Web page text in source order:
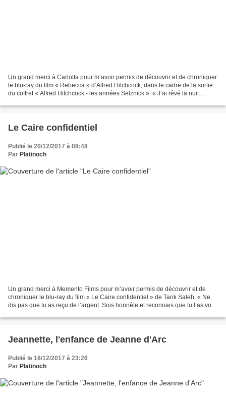
Un grand merci à Carlotta pour m’avoir permis de découvrir et de chroniquer
le blu-ray du film « Rebecca » d’Alfred Hitchcock, dans le cadre de la sortie
du coffret « Alfred Hitchcock - les années Selznick ». « J’ai rêvé la nuit
Le Caire confidentiel
Publié le 20/12/2017 à 08:48
Par Platinoch
Un grand merci à Memento Films pour m’avoir permis de découvrir et de
chroniquer le blu-ray du film « Le Caire confidentiel » de Tarik Saleh. « Ne
dis pas que tu as reçu de l’argent. Sois honnête et reconnais que tu l’as volé
Jeannette, l'enfance de Jeanne d'Arc
Publié le 18/12/2017 à 23:26
Par Platinoch